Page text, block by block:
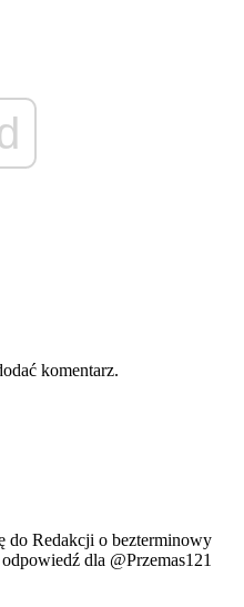
komentarz.
do Redakcji o bezterminowy
dla @Przemas121